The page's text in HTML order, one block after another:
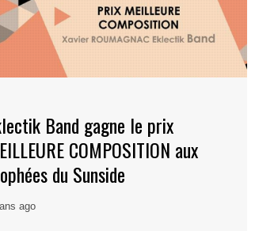
Band gagne le prix
COMPOSITION aux
du Sunside
ago